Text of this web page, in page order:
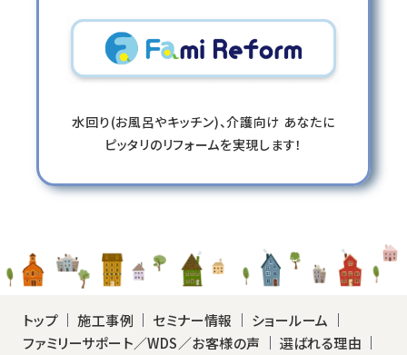
水回り(お風呂やキッチン)、介護向け あなたに
ピッタリのリフォームを実現します！
トップ 施工事例 セミナー情報
ショールーム
ファミリーサポート／WDS／お客様の声
選ばれる理由